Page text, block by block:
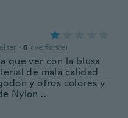
· 6 overførsler
que ver con la blusa
de mala calidad
y otros colores y
Nylon ..